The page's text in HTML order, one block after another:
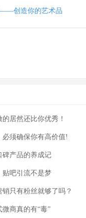
创造你的艺术品
居然还比你优秀！
须确保你有高价值!
碑产品的养成记
吧引流不是梦
只有粉丝就够了吗？
商真的有“毒”